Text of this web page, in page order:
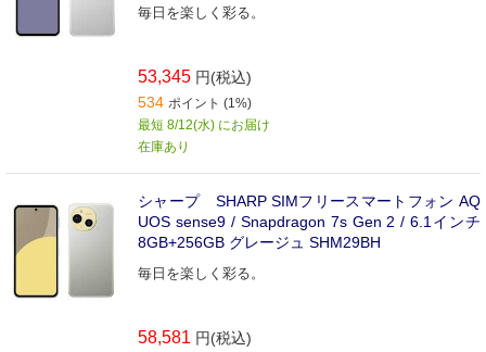
毎日を楽しく彩る。
53,345 円(税込)
534 ポイント (1%)
最短 8/12(水) にお届け
在庫あり
シャープ SHARP SIMフリースマートフォン AQ
UOS sense9 / Snapdragon 7s Gen 2 / 6.1インチ
8GB+256GB グレージュ SHM29BH
毎日を楽しく彩る。
58,581 円(税込)